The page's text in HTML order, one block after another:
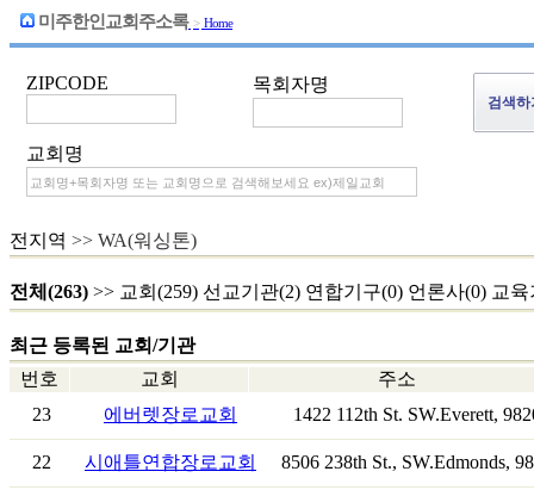
미주한인교회주소록 > Home
ZIPCODE 목회자명
교회명
전지역 >> WA(워싱톤)
전체(263) >> 교회(259) 선교기관(2) 연합기구(0) 언론사(0) 교육
최근 등록된 교회/기관
번호
교회
주소
23
에버렛장로교회 1422 112th St. SW.Everett,
22 시애틀연합장로교회 8506 238th St., SW.Edmonds,